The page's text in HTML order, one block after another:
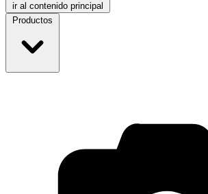
ir al contenido principal
Productos